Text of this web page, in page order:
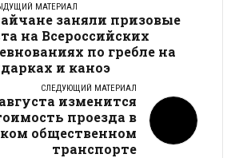
МАТЕРИАЛ
заняли призовые
на Всероссийских
по гребле на
и каноэ
СЛЕДУЮЩИЙ МАТЕРИАЛ
изменится
проезда в
общественном
транспорте